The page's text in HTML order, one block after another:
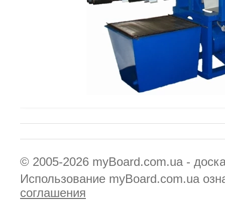
© 2005-2026 myBoard.com.ua -
Использование myBoard.com.ua
соглашения